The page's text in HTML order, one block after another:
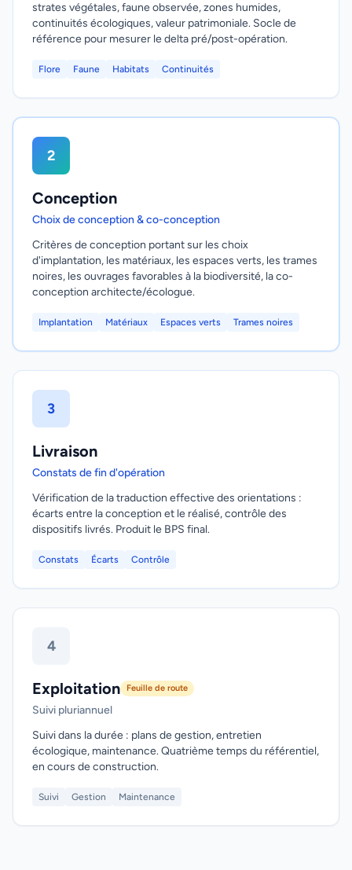
strates végétales, faune observée, zones humides,
continuités écologiques, valeur patrimoniale. Socle de
référence pour mesurer le delta pré/post-opération.
Flore Faune Habitats Continuités
2
Conception
Choix de conception & co-conception
Critères de conception portant sur les choix
d'implantation, les matériaux, les espaces verts, les trames
noires, les ouvrages favorables à la biodiversité, la co-
conception architecte/écologue.
Implantation Matériaux Espaces verts Trames noires
3
Livraison
Constats de fin d'opération
Vérification de la traduction effective des orientations :
écarts entre la conception et le réalisé, contrôle des
dispositifs livrés. Produit le BPS final.
Constats Écarts Contrôle
4
Exploitation Feuille de route
Suivi pluriannuel
Suivi dans la durée : plans de gestion, entretien
écologique, maintenance. Quatrième temps du référentiel,
en cours de construction.
Suivi Gestion Maintenance